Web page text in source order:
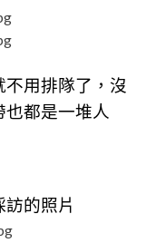
用排隊了，沒
也都是一堆人
的照片